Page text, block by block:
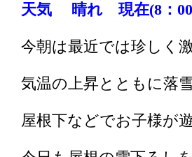
天気 晴れ 現在(8：00
今朝は最近では珍しく
気温の上昇とともに落
屋根下などでお子様が